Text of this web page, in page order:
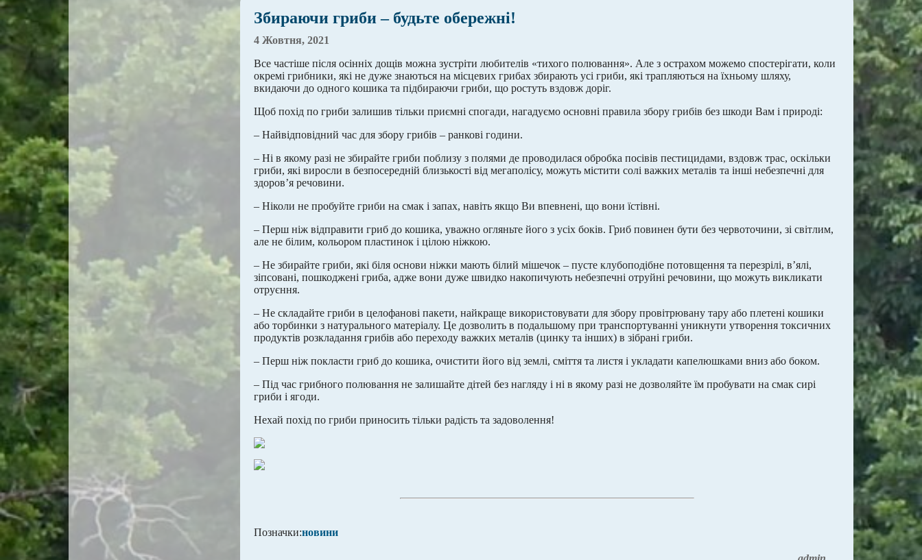
Збираючи гриби – будьте обережні!
4 Жовтня, 2021
Все частіше після осінніх дощів можна зустріти любителів «тихого полювання». Але з острахом можемо спостерігати, коли
окремі грибники, які не дуже знаються на місцевих грибах збирають усі гриби, які трапляються на їхньому шляху,
вкидаючи до одного кошика та підбираючи гриби, що ростуть вздовж доріг.
Щоб похід по гриби залишив тільки приємні спогади, нагадуємо основні правила збору грибів без шкоди Вам і природі:
– Найвідповідний час для збору грибів – ранкові години.
– Ні в якому разі не збирайте гриби поблизу з полями де проводилася обробка посівів пестицидами, вздовж трас, оскільки
гриби, які виросли в безпосередній близькості від мегаполісу, можуть містити солі важких металів та інші небезпечні для
здоров’я речовини.
– Ніколи не пробуйте гриби на смак і запах, навіть якщо Ви впевнені, що вони їстівні.
– Перш ніж відправити гриб до кошика, уважно огляньте його з усіх боків. Гриб повинен бути без червоточини, зі світлим,
але не білим, кольором пластинок і цілою ніжкою.
– Не збирайте гриби, які біля основи ніжки мають білий мішечок – пусте клубоподібне потовщення та перезрілі, в’ялі,
зіпсовані, пошкоджені гриба, адже вони дуже швидко накопичують небезпечні отруйні речовини, що можуть викликати
отруєння.
– Не складайте гриби в целофанові пакети, найкраще використовувати для збору провітрювану тару або плетені кошики
або торбинки з натурального матеріалу. Це дозволить в подальшому при транспортуванні уникнути утворення токсичних
продуктів розкладання грибів або переходу важких металів (цинку та інших) в зібрані гриби.
– Перш ніж покласти гриб до кошика, очистити його від землі, сміття та листя і укладати капелюшками вниз або боком.
– Під час грибного полювання не залишайте дітей без нагляду і ні в якому разі не дозволяйте їм пробувати на смак сирі
гриби і ягоди.
Нехай похід по гриби приносить тільки радість та задоволення!
Позначки:новини